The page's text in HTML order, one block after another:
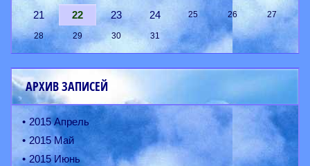
21 22 23 24 25 26 27
28 29 30 31
АРХИВ ЗАПИСЕЙ
2015 Апрель
2015 Май
2015 Июнь